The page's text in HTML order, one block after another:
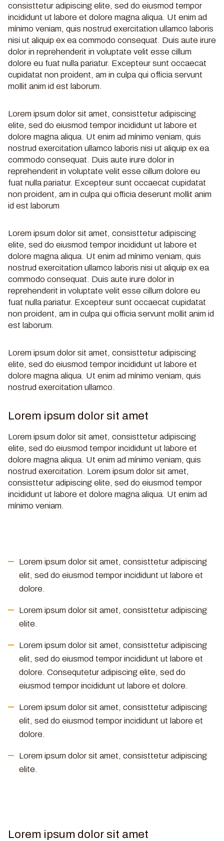
consisttetur adipiscing elite, sed do eiusmod tempor
incididunt ut labore et dolore magna aliqua. Ut enim ad
mínimo veniam, quis nostrud exercitation ullamco laboris
nisi ut aliquip ex ea commodo consequat. Duis aute irure
dolor in reprehenderit in voluptate velit esse cillum
dolore eu fuat nulla pariatur. Excepteur sunt occaecat
cupidatat non proident, am in culpa qui officia servunt
mollit anim id est laborum.
Lorem ipsum dolor sit amet, consisttetur adipiscing
elite, sed do eiusmod tempor incididunt ut labore et
dolore magna aliqua. Ut enim ad mínimo veniam, quis
nostrud exercitation ullamco laboris nisi ut aliquip ex ea
commodo consequat. Duis aute irure dolor in
reprehenderit in voluptate velit esse cillum dolore eu
fuat nulla pariatur. Excepteur sunt occaecat cupidatat
non proident, am in culpa qui officia deserunt mollit anim
id est laborum
Lorem ipsum dolor sit amet, consisttetur adipiscing
elite, sed do eiusmod tempor incididunt ut labore et
dolore magna aliqua. Ut enim ad mínimo veniam, quis
nostrud exercitation ullamco laboris nisi ut aliquip ex ea
commodo consequat. Duis aute irure dolor in
reprehenderit in voluptate velit esse cillum dolore eu
fuat nulla pariatur. Excepteur sunt occaecat cupidatat
non proident, am in culpa qui officia servunt mollit anim id
est laborum.
Lorem ipsum dolor sit amet, consisttetur adipiscing
elite, sed do eiusmod tempor incididunt ut labore et
dolore magna aliqua. Ut enim ad mínimo veniam, quis
nostrud exercitation ullamco.
Lorem ipsum dolor sit amet
Lorem ipsum dolor sit amet, consisttetur adipiscing
elite, sed do eiusmod tempor incididunt ut labore et
dolore magna aliqua. Ut enim ad mínimo veniam, quis
nostrud exercitation. Lorem ipsum dolor sit amet,
consisttetur adipiscing elite, sed do eiusmod tempor
incididunt ut labore et dolore magna aliqua. Ut enim ad
mínimo veniam.
Lorem ipsum dolor sit amet, consisttetur adipiscing
elit, sed do eiusmod tempor incididunt ut labore et
dolore.
Lorem ipsum dolor sit amet, consisttetur adipiscing
elite.
Lorem ipsum dolor sit amet, consisttetur adipiscing
elit, sed do eiusmod tempor incididunt ut labore et
dolore. Consequtetur adipiscing elite, sed do
eiusmod tempor incididunt ut labore et dolore.
Lorem ipsum dolor sit amet, consisttetur adipiscing
elit, sed do eiusmod tempor incididunt ut labore et
dolore.
Lorem ipsum dolor sit amet, consisttetur adipiscing
elite.
Lorem ipsum dolor sit amet